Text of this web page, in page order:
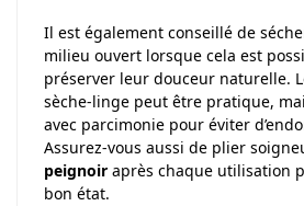
Il est également conseillé de
milieu ouvert lorsque cela est
préserver leur douceur naturelle.
sèche-linge peut être pratique,
avec parcimonie pour éviter
Assurez-vous aussi de plier
peignoir après chaque utilisation
bon état.